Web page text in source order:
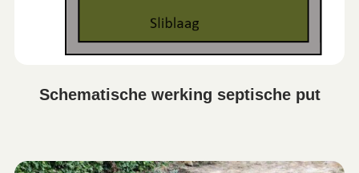
Schematische werking septische put